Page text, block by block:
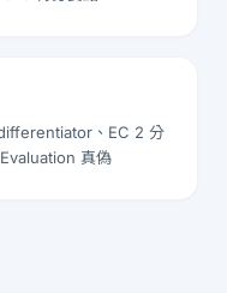
、EC 2 分
真偽